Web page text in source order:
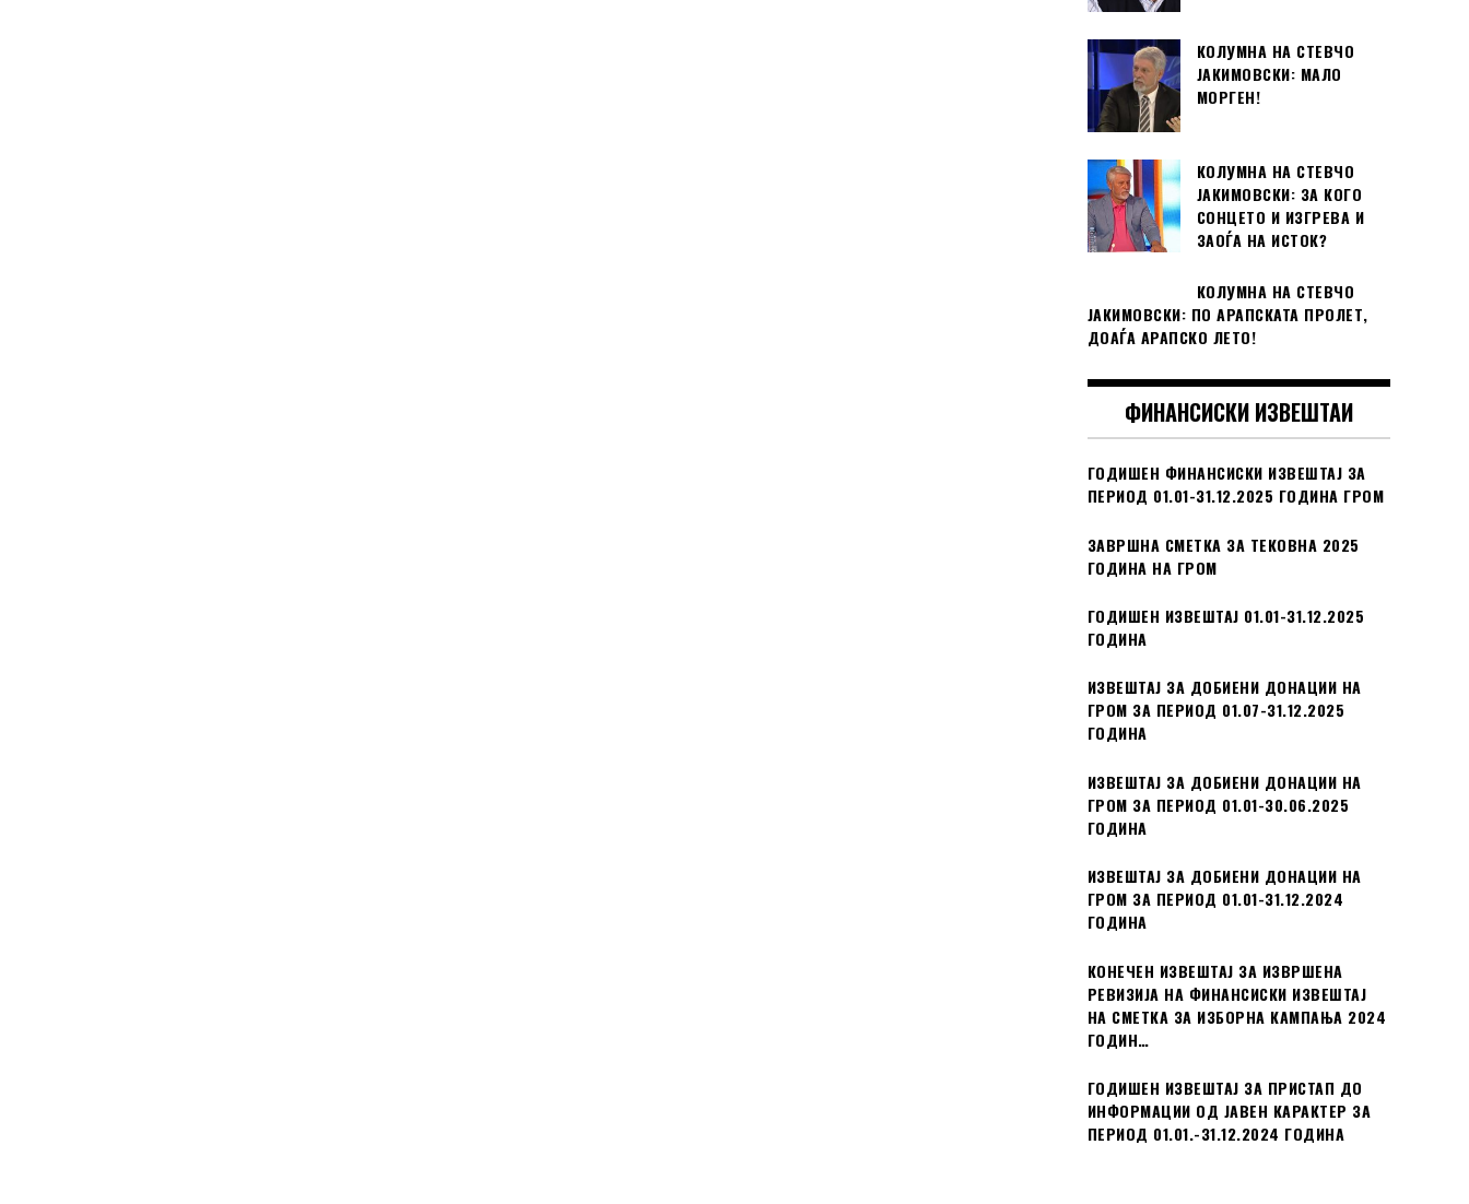
КОЛУМНА НА СТЕВЧО
ЈАКИМОВСКИ: МАЛО
МОРГЕН!
КОЛУМНА НА СТЕВЧО
ЈАКИМОВСКИ: ЗА КОГО
СОНЦЕТО И ИЗГРЕВА И
ЗАОЃА НА ИСТОК?
КОЛУМНА НА СТЕВЧО
ЈАКИМОВСКИ: ПО АРАПСКАТА ПРОЛЕТ,
ДОАЃА АРАПСКО ЛЕТО!
ФИНАНСИСКИ ИЗВЕШТАИ
ГОДИШЕН ФИНАНСИСКИ ИЗВЕШТАЈ ЗА
ПЕРИОД 01.01-31.12.2025 ГОДИНА ГРОМ
ЗАВРШНА СМЕТКА ЗА ТЕКОВНА 2025
ГОДИНА НА ГРОМ
ГОДИШЕН ИЗВЕШТАЈ 01.01-31.12.2025
ГОДИНА
ИЗВЕШТАЈ ЗА ДОБИЕНИ ДОНАЦИИ НА
ГРОМ ЗА ПЕРИОД 01.07-31.12.2025
ГОДИНА
ИЗВЕШТАЈ ЗА ДОБИЕНИ ДОНАЦИИ НА
ГРОМ ЗА ПЕРИОД 01.01-30.06.2025
ГОДИНА
ИЗВЕШТАЈ ЗА ДОБИЕНИ ДОНАЦИИ НА
ГРОМ ЗА ПЕРИОД 01.01-31.12.2024
ГОДИНА
КОНЕЧЕН ИЗВЕШТАЈ ЗА ИЗВРШЕНА
РЕВИЗИЈА НА ФИНАНСИСКИ ИЗВЕШТАЈ
НА СМЕТКА ЗА ИЗБОРНА КАМПАЊА 2024
ГОДИН…
ГОДИШЕН ИЗВЕШТАЈ ЗА ПРИСТАП ДО
ИНФОРМАЦИИ ОД ЈАВЕН КАРАКТЕР ЗА
ПЕРИОД 01.01.-31.12.2024 ГОДИНА